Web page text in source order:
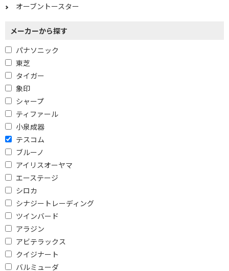
オーブントースター
メーカーから探す
パナソニック
東芝
タイガー
象印
シャープ
ティファール
小泉成器
テスコム
ブルーノ
アイリスオーヤマ
エーステージ
シロカ
シナジートレーディング
ツインバード
アラジン
アビテラックス
クイジナート
バルミューダ
フリーワードで絞り込む
価格で絞り込む
便利&快適機能で絞り込む
焼き色調節
加熱方式で絞り込む
電熱式
ヒーター/スチーム